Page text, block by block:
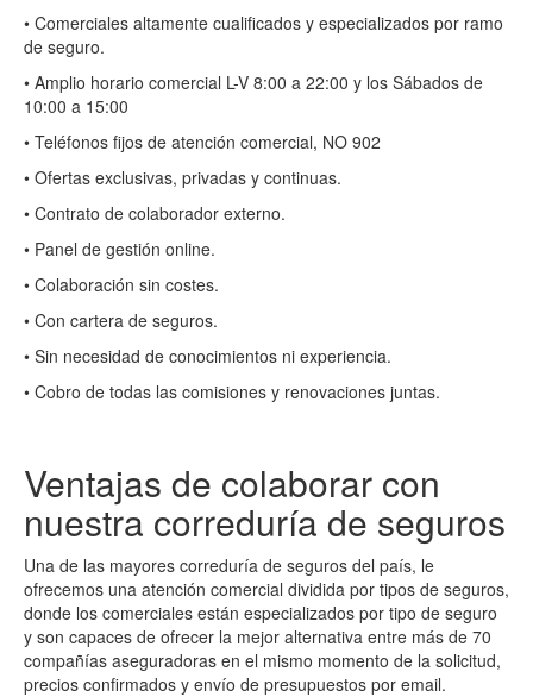
• Comerciales altamente cualificados y especializados por ramo
de seguro.
• Amplio horario comercial L-V 8:00 a 22:00 y los Sábados de
10:00 a 15:00
• Teléfonos fijos de atención comercial, NO 902
• Ofertas exclusivas, privadas y continuas.
• Contrato de colaborador externo.
• Panel de gestión online.
• Colaboración sin costes.
• Con cartera de seguros.
• Sin necesidad de conocimientos ni experiencia.
• Cobro de todas las comisiones y renovaciones juntas.
Ventajas de colaborar con
nuestra correduría de seguros
Una de las mayores correduría de seguros del país, le
ofrecemos una atención comercial dividida por tipos de seguros,
donde los comerciales están especializados por tipo de seguro
y son capaces de ofrecer la mejor alternativa entre más de 70
compañías aseguradoras en el mismo momento de la solicitud,
precios confirmados y envío de presupuestos por email.